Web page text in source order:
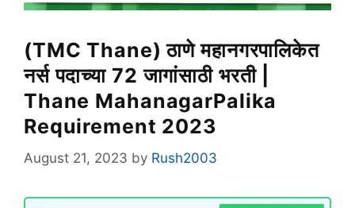
(TMC Thane) ठाणे महानगरपालिकेत
नर्स पदाच्या 72 जागांसाठी भरती |
Thane MahanagarPalika
Requirement 2023
August 21, 2023 by Rush2003